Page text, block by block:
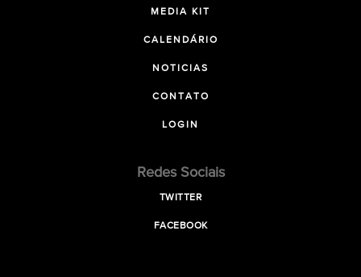
MEDIA KIT
CALENDÁRIO
NOTICIAS
CONTATO
LOGIN
Redes Sociais
TWITTER
FACEBOOK